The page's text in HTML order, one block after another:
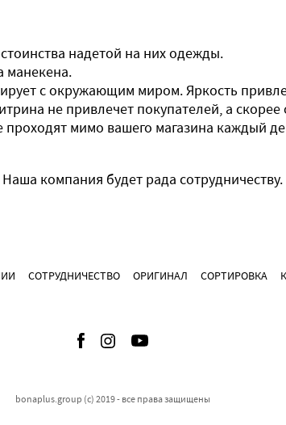
надетой на них одежды.
манекена.
с окружающим миром. Яркость
не привлечет покупателей, а скорее
мимо вашего магазина каждый
компания будет рада сотрудничеству.
СОТРУДНИЧЕСТВО ОРИГИНАЛ СОРТИРОВКА
bonaplus.group (c) 2019 - все права защищены